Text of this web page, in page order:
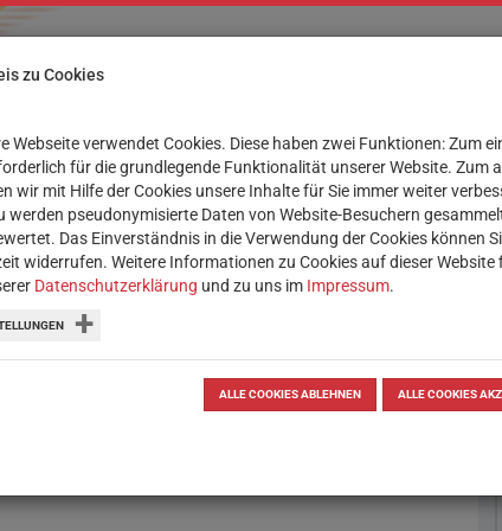
SERVICE WORKSHOPS
Vom Pixel zum
elektronische Geräte, z.B. um zu
aus vielen winzigen Pixeln
zu Cookies
Webseite verwendet Cookies. Diese haben zwei Funktionen: Zum
für die grundlegende Funktionalität unserer Website. Zum
wir mit Hilfe der Cookies unsere Inhalte für Sie immer weiter
werden pseudonymisierte Daten von Website-Besuchern
Das Einverständnis in die Verwendung der Cookies können
widerrufen. Weitere Informationen zu Cookies auf dieser Website
Datenschutzerklärung und zu uns im Impressum.
ALLE COOKIES ABLEHNEN ALLE COOKIES